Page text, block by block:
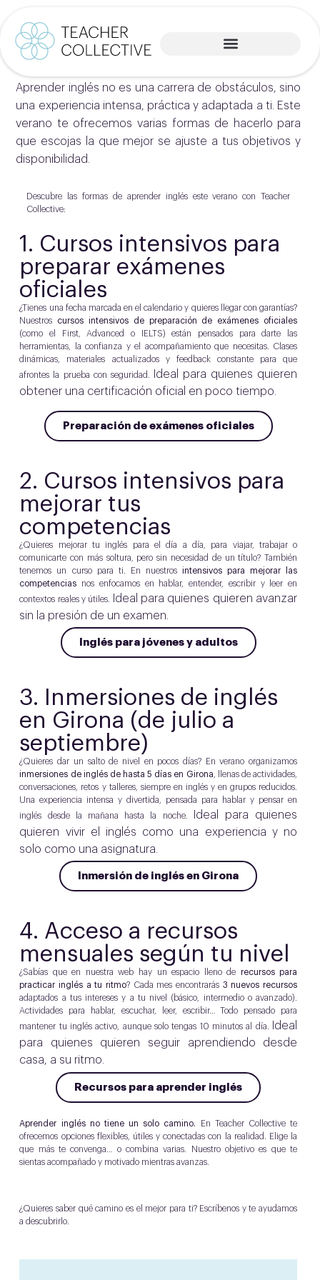
Aprender inglés no es una carrera de obstáculos, sino
una experiencia intensa, práctica y adaptada a ti. Este
verano te ofrecemos varias formas de hacerlo para
que escojas la que mejor se ajuste a tus objetivos y
disponibilidad.
Descubre las formas de aprender inglés este verano con Teacher
Collective:
1. Cursos intensivos para
preparar exámenes
oficiales
¿Tienes una fecha marcada en el calendario y quieres llegar con garantías?
Nuestros cursos intensivos de preparación de exámenes oficiales
(como el First, Advanced o IELTS) están pensados para darte las
herramientas, la confianza y el acompañamiento que necesitas. Clases
dinámicas, materiales actualizados y feedback constante para que
afrontes la prueba con seguridad.
Ideal para quienes quieren
obtener una certificación oficial en poco tiempo.
Preparación de exámenes oficiales
2. Cursos intensivos para
mejorar tus
competencias
¿Quieres mejorar tu inglés para el día a día, para viajar, trabajar o
comunicarte con más soltura, pero sin necesidad de un título? También
tenemos un curso para ti. En nuestros intensivos para mejorar las
competencias nos enfocamos en hablar, entender, escribir y leer en
contextos reales y útiles.
Ideal para quienes quieren avanzar
sin la presión de un examen.
Inglés para jóvenes y adultos
3.
Inmersiones de inglés
en Girona (de julio a
septiembre)
¿Quieres dar un salto de nivel en pocos días? En verano organizamos
inmersiones de inglés de hasta 5 días en Girona , llenas de actividades,
conversaciones, retos y talleres, siempre en inglés y en grupos reducidos.
Una experiencia intensa y divertida, pensada para hablar y pensar en
inglés desde la mañana hasta la noche.
Ideal para quienes
quieren vivir el inglés como una experiencia y no
solo como una asignatura.
Inmersión de inglés en Girona
4. Acceso a recursos
mensuales según tu nivel
¿Sabías que en nuestra web hay un espacio lleno de recursos para
practicar inglés a tu ritmo? Cada mes encontrarás 3 nuevos recursos
adaptados a tus intereses y a tu nivel (básico, intermedio o avanzado).
Actividades para hablar, escuchar, leer, escribir… Todo pensado para
mantener tu inglés activo, aunque solo tengas 10 minutos al día.
Ideal
para quienes quieren seguir aprendiendo desde
casa, a su ritmo.
Recursos para aprender inglés
Aprender inglés no tiene un solo camino.
En Teacher Collective te
ofrecemos opciones flexibles, útiles y conectadas con la realidad. Elige la
que más te convenga… o combina varias. Nuestro objetivo es que te
sientas acompañado y motivado mientras avanzas.
¿Quieres saber qué camino es el mejor para ti? Escríbenos y te ayudamos
a descubrirlo.